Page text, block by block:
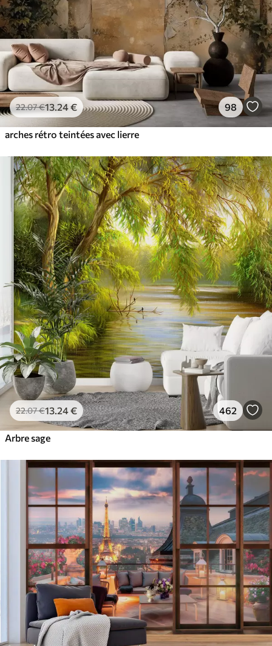
22.07€13.24€ 98
arches rétro teintées avec lierre
22.07€13.24€ 462
Arbre sage